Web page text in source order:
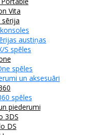
Vita
sērija
austiņas
S spēles
spēles
un aksesuāri
spēles
piederumi
3DS
DS